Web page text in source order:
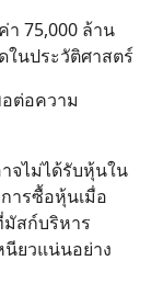
า 75,000 ล้าน
นประวัติศาสตร์
ต่อความ
จไม่ได้รับหุ้นใน
ารซื้อหุ้นเมื่อ
มัสก์บริหาร
นียวแน่นอย่าง